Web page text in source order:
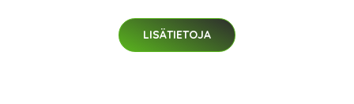
LISÄTIETOJA